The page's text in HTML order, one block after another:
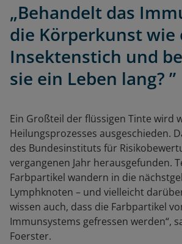
„Behandelt das
die Körperkunst wie
Insektenstich und
sie ein Leben lang? ”
Ein Großteil der flüssigen Tinte wird
Heilungsprozesses ausgeschieden.
des Bundesinstituts für
vergangenen Jahr herausgefunden.
Farbpartikel wandern in die
Lymphknoten – und vielleicht
wissen auch, dass die Farbpartikel
Immunsystems gefressen werden“,
Foerster.